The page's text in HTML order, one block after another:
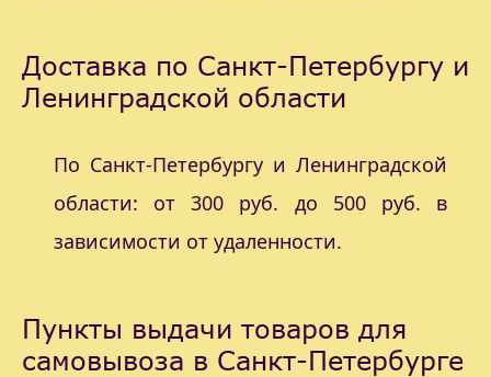
Доставка по Санкт-Петербургу и
Ленинградской области
По Санкт-Петербургу и Ленинградской
области: от 300 руб. до 500 руб. в
зависимости от удаленности.
Пункты выдачи товаров для
самовывоза в Санкт-Петербурге